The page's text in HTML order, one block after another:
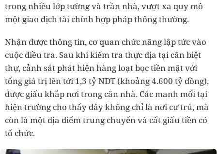
trong nhiều lớp tường và trần nhà, vượt xa quy mô
một giao dịch tài chính hợp pháp thông thường.
Nhận được thông tin, cơ quan chức năng lập tức vào
cuộc điều tra. Sau khi kiểm tra thực địa tại căn biệt
thự, cảnh sát phát hiện hàng loạt bọc tiền mặt với
tổng giá trị lên tới 1,3 tỷ NDT (khoảng 4.600 tỷ đồng),
được giấu khắp nơi trong căn nhà. Các manh mối tại
hiện trường cho thấy đây không chỉ là nơi cư trú, mà
còn là một địa điểm trung chuyển và cất giấu tiền có
tổ chức.